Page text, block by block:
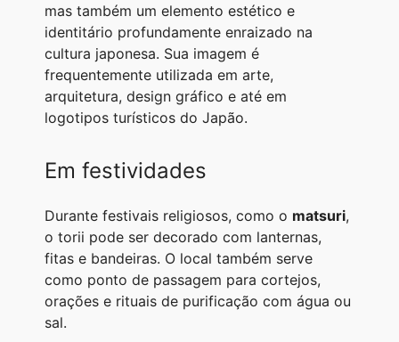
mas também um elemento estético e
identitário profundamente enraizado na
cultura japonesa. Sua imagem é
frequentemente utilizada em arte,
arquitetura, design gráfico e até em
logotipos turísticos do Japão.
Em festividades
Durante festivais religiosos, como o matsuri,
o torii pode ser decorado com lanternas,
fitas e bandeiras. O local também serve
como ponto de passagem para cortejos,
orações e rituais de purificação com água ou
sal.